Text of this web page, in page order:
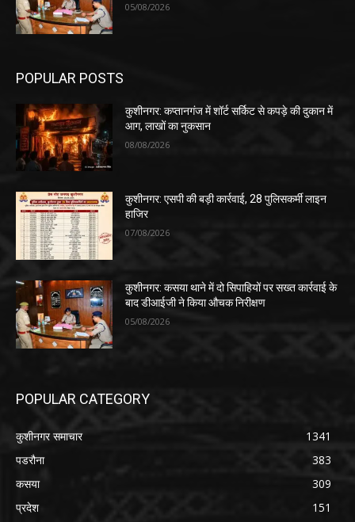
05/08/2026
POPULAR POSTS
कुशीनगर: कप्तानगंज में शॉर्ट सर्किट से कपड़े की दुकान में
आग, लाखों का नुकसान
08/08/2026
कुशीनगर: एसपी की बड़ी कार्रवाई, 28 पुलिसकर्मी लाइन
हाजिर
07/08/2026
कुशीनगर: कसया थाने में दो सिपाहियों पर सख्त कार्रवाई के
बाद डीआईजी ने किया औचक निरीक्षण
05/08/2026
POPULAR CATEGORY
कुशीनगर समाचार
1341
पडरौना
383
कसया
309
प्रदेश
151